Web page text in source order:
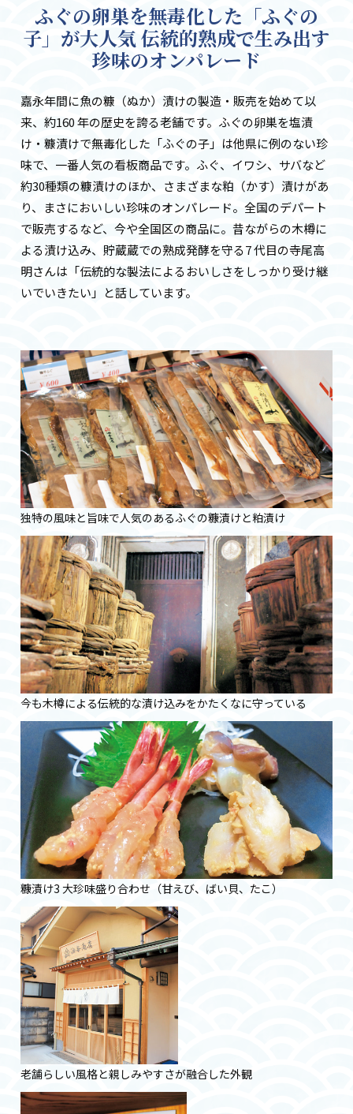
ふぐの卵巣を無毒化した「ふぐの
子」が大人気 伝統的熟成で生み出す
珍味のオンパレード
嘉永年間に魚の糠（ぬか）漬けの製造・販売を始めて以
来、約160 年の歴史を誇る老舗です。ふぐの卵巣を塩漬
け・糠漬けで無毒化した「ふぐの子」は他県に例のない珍
味で、一番人気の看板商品です。ふぐ、イワシ、サバなど
約30種類の糠漬けのほか、さまざまな粕（かす）漬けがあ
り、まさにおいしい珍味のオンパレード。全国のデパート
で販売するなど、今や全国区の商品に。昔ながらの木樽に
よる漬け込み、貯蔵蔵での熟成発酵を守る7 代目の寺尾高
明さんは「伝統的な製法によるおいしさをしっかり受け継
いでいきたい」と話しています。
独特の風味と旨味で人気のあるふぐの糠漬けと粕漬け
今も木樽による伝統的な漬け込みをかたくなに守っている
糠漬け3 大珍味盛り合わせ（甘えび、ばい貝、たこ）
老舗らしい風格と親しみやすさが融合した外観